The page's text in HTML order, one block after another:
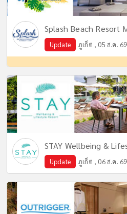
Splash Beach Resort
Update ภูเก็ต , 05 ส.ค. 69
STAY Wellbeing &
Update ภูเก็ต , 06 ส.ค. 69